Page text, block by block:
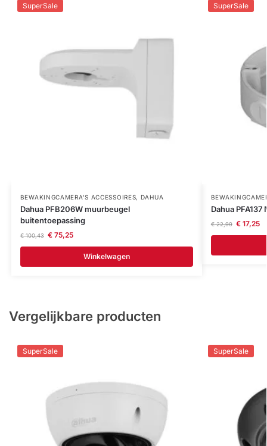
SuperSale
BEWAKINGCAMERA'S ACCESSOIRES, DAHUA
Dahua PFB206W muurbeugel
buitentoepassing
€100,43 €75,25
Winkelwagen
SuperSale
Dahua
€22,99 €17,25
Vergelijkbare producten
SuperSale SuperSale